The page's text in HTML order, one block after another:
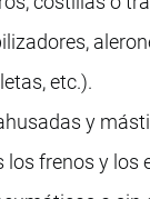
etc.).
y
los frenos y